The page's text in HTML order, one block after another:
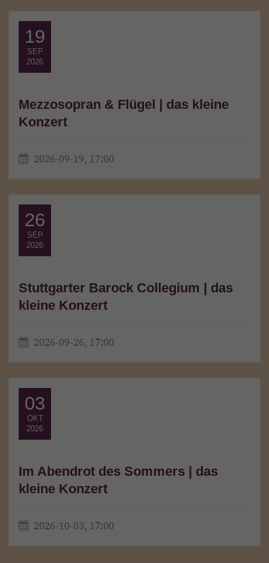
19
SEP
2026
Mezzosopran & Flügel | das kleine
Konzert
2026-09-19, 17:00
26
SEP
2026
Stuttgarter Barock Collegium | das
kleine Konzert
2026-09-26, 17:00
03
OKT
2026
Im Abendrot des Sommers | das
kleine Konzert
2026-10-03, 17:00